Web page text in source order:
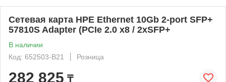
Сетевая карта HPE Ethernet 10Gb 2-port SFP+
57810S Adapter (PCIe 2.0 x8 / 2xSFP+
В наличии
Код: 652503-B21
Розница
282 825 ₸